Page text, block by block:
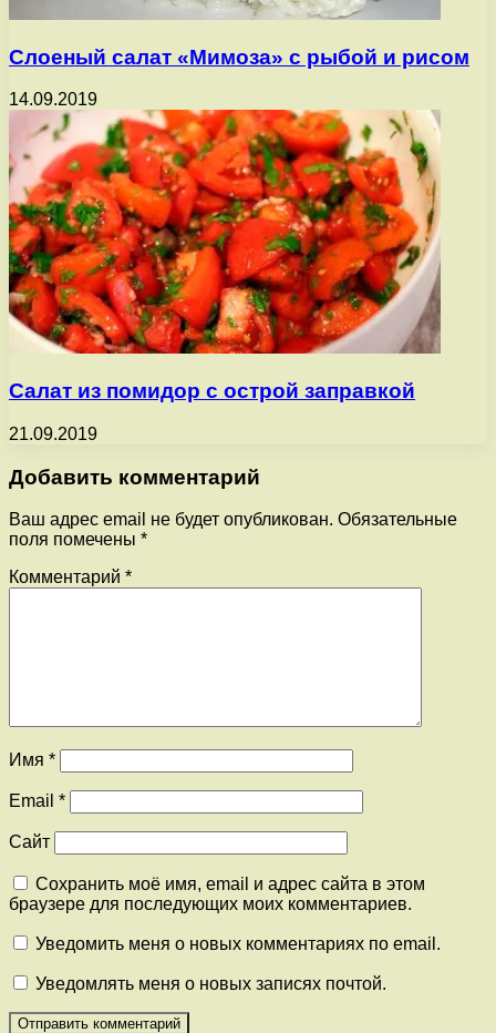
Слоеный салат «Мимоза» с рыбой и рисом
14.09.2019
Салат из помидор с острой заправкой
21.09.2019
Добавить комментарий
Ваш адрес email не будет опубликован. Обязательные
поля помечены *
Комментарий *
Имя *
Email *
Сайт
Сохранить моё имя, email и адрес сайта в этом
браузере для последующих моих комментариев.
Уведомить меня о новых комментариях по email.
Уведомлять меня о новых записях почтой.